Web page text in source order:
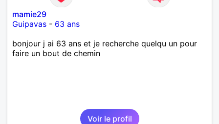
mamie29
Guipavas - 63 ans
bonjour j ai 63 ans et je recherche quelqu un pour
faire un bout de chemin
Voir le profil